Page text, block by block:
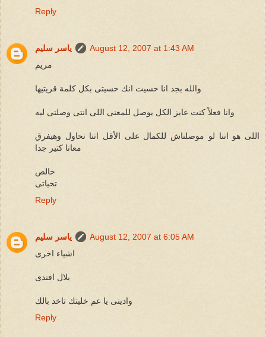
Reply
ياسر سليم
August 12, 2007 at 1:43 AM
مريم
والله بجد انا حسيت انك حسيتى بكل كلمة قريتيها
وانا فعلاً كنت عايز الكل يوصل للمعنى اللى انتى وصلتى ليه
اللى هو اننا لو موصلناش للكمال على الأقل اننا نحاول وهيفرق
معانا كتير جدا
خالص
تحياتى
Reply
ياسر سليم
August 12, 2007 at 6:05 AM
اشياء اخرى
بلال افندى
وادينى يا عم خليتك تاخد بالك
Reply